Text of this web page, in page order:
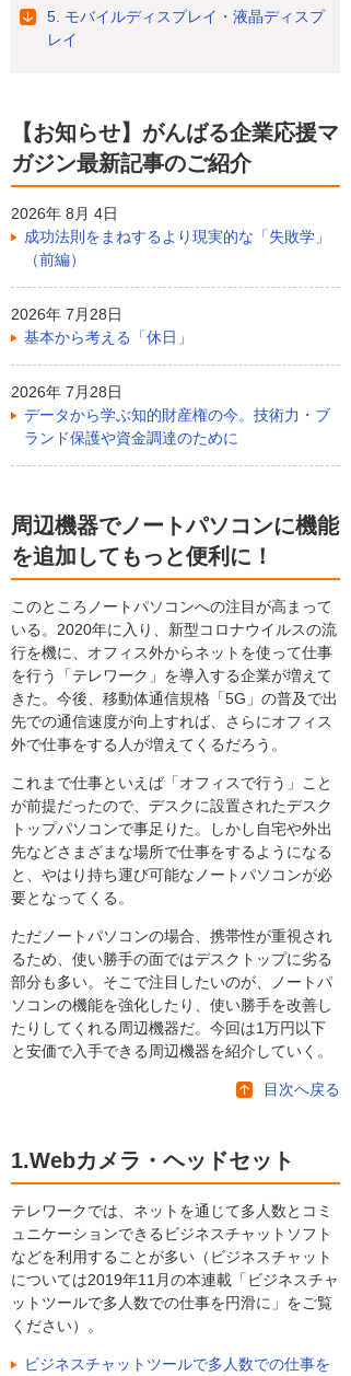
5. モバイルディスプレイ・液晶ディスプ
レイ
【お知らせ】がんばる企業応援マ
ガジン最新記事のご紹介
2026年 8月 4日
成功法則をまねするより現実的な「失敗学」
（前編）
2026年 7月28日
基本から考える「休日」
2026年 7月28日
データから学ぶ知的財産権の今。技術力・ブ
ランド保護や資金調達のために
周辺機器でノートパソコンに機能
を追加してもっと便利に！
このところノートパソコンへの注目が高まって
いる。2020年に入り、新型コロナウイルスの流
行を機に、オフィス外からネットを使って仕事
を行う「テレワーク」を導入する企業が増えて
きた。今後、移動体通信規格「5G」の普及で出
先での通信速度が向上すれば、さらにオフィス
外で仕事をする人が増えてくるだろう。
これまで仕事といえば「オフィスで行う」こと
が前提だったので、デスクに設置されたデスク
トップパソコンで事足りた。しかし自宅や外出
先などさまざまな場所で仕事をするようになる
と、やはり持ち運び可能なノートパソコンが必
要となってくる。
ただノートパソコンの場合、携帯性が重視され
るため、使い勝手の面ではデスクトップに劣る
部分も多い。そこで注目したいのが、ノートパ
ソコンの機能を強化したり、使い勝手を改善し
たりしてくれる周辺機器だ。今回は1万円以下
と安価で入手できる周辺機器を紹介していく。
目次へ戻る
1.Webカメラ・ヘッドセット
テレワークでは、ネットを通じて多人数とコミ
ュニケーションできるビジネスチャットソフト
などを利用することが多い（ビジネスチャット
については2019年11月の本連載「ビジネスチャ
ットツールで多人数での仕事を円滑に」をご覧
ください）。
ビジネスチャットツールで多人数での仕事を